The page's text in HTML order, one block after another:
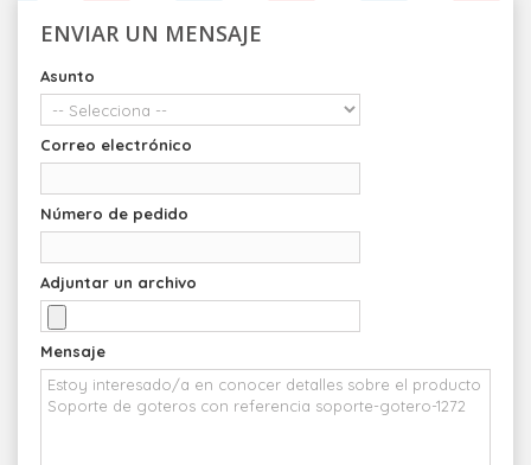
ENVIAR UN MENSAJE
Asunto
Correo electrónico
Número de pedido
Adjuntar un archivo
Mensaje